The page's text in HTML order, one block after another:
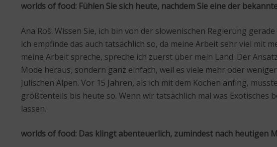
worlds of food: Fühlen Sie sich heute, nachdem Sie eine der
Ana Roš: Wissen Sie, ich bin von der slowenischen Regierung
ich empfinde das auch tatsächlich so, da meine Arbeit sehr viel
meine Arbeit spreche, spreche ich zuerst über mein Land. Der
Mode heraus, sondern ganz einfach, weil es viele mehr oder
Julischen Alpen. Vor 15 Jahren, als ich mit dem Kochen anfing,
größtenteils bis heute so. Wenn wir tatsächlich mal was
lassen.
worlds of food: Das klingt abenteuerlich, zumindest nach heutigen